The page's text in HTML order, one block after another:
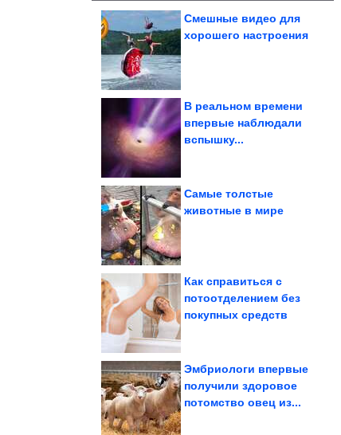
Подборка душевных
Смешные видео для
хорошего настроения
В реальном времени
впервые наблюдали
вспышку...
Самые толстые
животные в мире
Какими вырастили
Как справиться с
потоотделением без
покупных средств
Что скрывают
стоматологические
Эмбриологи впервые
получили здоровое
потомство овец из...